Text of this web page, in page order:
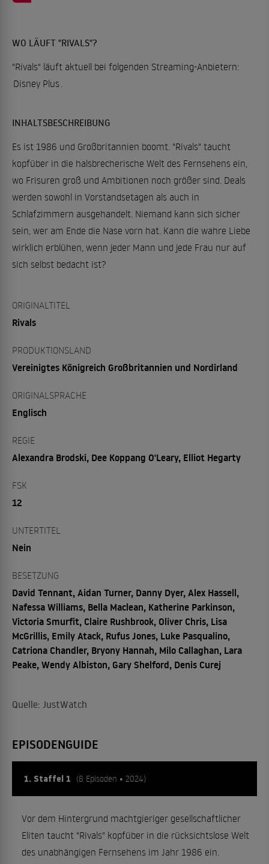
WO LÄUFT "RIVALS"?
"Rivals" läuft aktuell bei folgenden Streaming-Anbietern:
Disney Plus
INHALTSBESCHREIBUNG
Es ist 1986 und Großbritannien boomt. "Rivals" taucht
kopfüber in die halsbrecherische Welt des Fernsehens ein,
wo Frisuren groß und Ambitionen noch größer sind. Deals
werden sowohl in Vorstandsetagen als auch in
Schlafzimmern ausgehandelt. Niemand kann sich sicher
sein, wer am Ende die Nase vorn hat. Kann die wahre Liebe
wirklich erblühen, wenn jeder Mann und jede Frau nur auf
sich selbst bedacht ist?
ORIGINALTITEL
Rivals
PRODUKTIONSLAND
Vereinigtes Königreich Großbritannien und Nordirland
ORIGINALSPRACHE
Englisch
REGIE
Alexandra Brodski, Dee Koppang O'Leary, Elliot Hegarty
FSK
12
UNTERTITEL
Nein
BESETZUNG
David Tennant, Aidan Turner, Danny Dyer, Alex Hassell,
Nafessa Williams, Bella Maclean, Katherine Parkinson,
Victoria Smurfit, Claire Rushbrook, Oliver Chris, Lisa
McGrillis, Emily Atack, Rufus Jones, Luke Pasqualino,
Catriona Chandler, Bryony Hannah, Milo Callaghan, Lara
Peake, Wendy Albiston, Gary Shelford, Denis Curej
Quelle: JustWatch
EPISODENGUIDE
1. Staffel 1 (8 Episoden • 2024)
Vor dem Hintergrund machtgieriger gesellschaftlicher
Eliten taucht "Rivals" kopfüber in die rücksichtslose Welt
des unabhängigen Fernsehens im Jahr 1986 ein.